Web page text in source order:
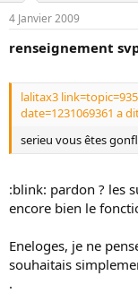
4 Janvier 2009
renseignement
lalitax3
date=1231069361 a
serieu vous êtes
:blink: pardon ? les
encore bien le
Eneloges, je ne
souhaitais
.